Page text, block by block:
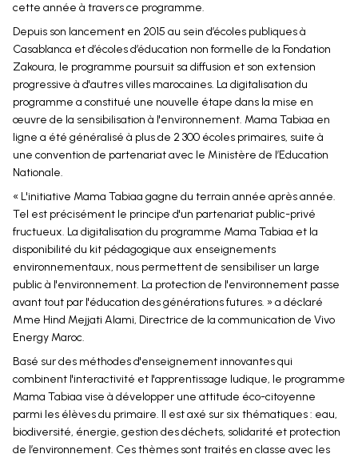
cette année à travers ce programme.
Depuis son lancement en 2015 au sein d’écoles publiques à
Casablanca et d’écoles d’éducation non formelle de la Fondation
Zakoura, le programme poursuit sa diffusion et son extension
progressive à d'autres villes marocaines. La digitalisation du
programme a constitué une nouvelle étape dans la mise en
œuvre de la sensibilisation à l'environnement. Mama Tabiaa en
ligne a été généralisé à plus de 2 300 écoles primaires, suite à
une convention de partenariat avec le Ministère de l’Education
Nationale.
« L'initiative Mama Tabiaa gagne du terrain année après année.
Tel est précisément le principe d'un partenariat public-privé
fructueux. La digitalisation du programme Mama Tabiaa et la
disponibilité du kit pédagogique aux enseignements
environnementaux, nous permettent de sensibiliser un large
public à l'environnement. La protection de l'environnement passe
avant tout par l'éducation des générations futures. » a déclaré
Mme Hind Mejjati Alami, Directrice de la communication de Vivo
Energy Maroc.
Basé sur des méthodes d'enseignement innovantes qui
combinent l'interactivité et l'apprentissage ludique, le programme
Mama Tabiaa vise à développer une attitude éco-citoyenne
parmi les élèves du primaire. Il est axé sur six thématiques : eau,
biodiversité, énergie, gestion des déchets, solidarité et protection
de l’environnement. Ces thèmes sont traités en classe avec les